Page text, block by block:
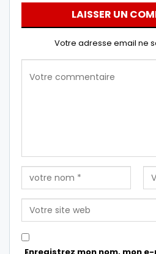
LAISSER UN
Votre adresse email ne